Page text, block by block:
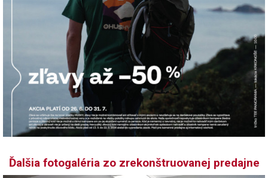
Ďalšia fotogaléria zo zrekonštruovanej predajne